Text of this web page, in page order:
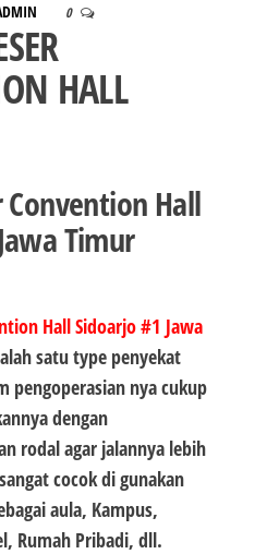
0
HALL
Convention Hall
Timur
Hall Sidoarjo #1 Jawa
satu type penyekat
pengoperasian nya cukup
dengan
rodal agar jalannya lebih
cocok di gunakan
aula, Kampus,
Rumah Pribadi, dll.